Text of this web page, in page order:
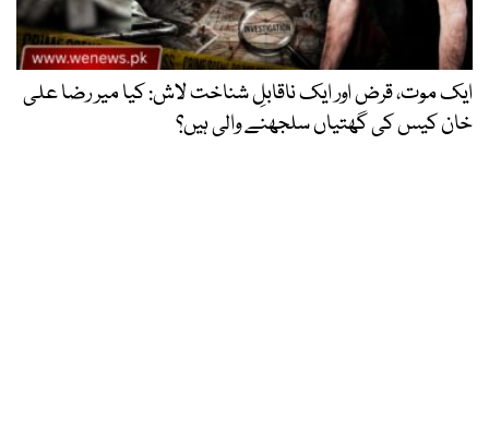
ایک موت، قرض اور ایک ناقابلِ شناخت لاش: کیا میر رضا علی
خان کیس کی گھتیاں سلجھنے والی ہیں؟